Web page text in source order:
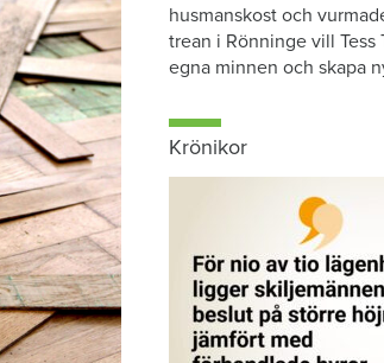
husmanskost och
trean i Rönninge vill
egna minnen och skapa
Krönikor